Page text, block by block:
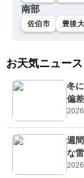
南部
佐伯市 豊後
お天気ニュース
冬
偏
週
な